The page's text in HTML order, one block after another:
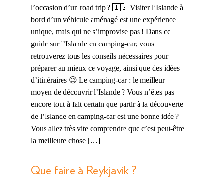
l’occasion d’un road trip ? 🇮🇸 Visiter l’Islande à
bord d’un véhicule aménagé est une expérience
unique, mais qui ne s’improvise pas ! Dans ce
guide sur l’Islande en camping-car, vous
retrouverez tous les conseils nécessaires pour
préparer au mieux ce voyage, ainsi que des idées
d’itinéraires 😉 Le camping-car : le meilleur
moyen de découvrir l’Islande ? Vous n’êtes pas
encore tout à fait certain que partir à la découverte
de l’Islande en camping-car est une bonne idée ?
Vous allez très vite comprendre que c’est peut-être
la meilleure chose […]
Que faire à Reykjavik ?